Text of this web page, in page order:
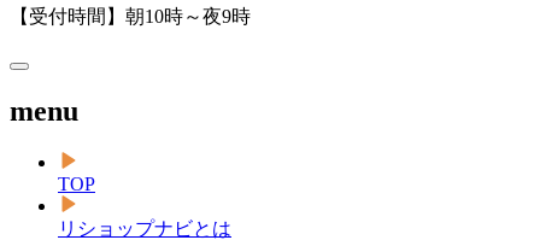
【受付時間】朝10時～夜9時
menu
TOP
リショップナビとは